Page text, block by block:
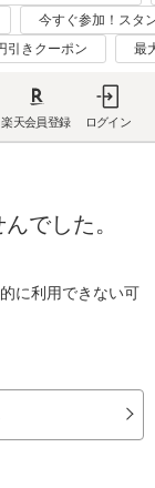
今すぐ参加！スタ
引きクーポン 最
楽天会員登録 ログイン
でした。
に利用できない可